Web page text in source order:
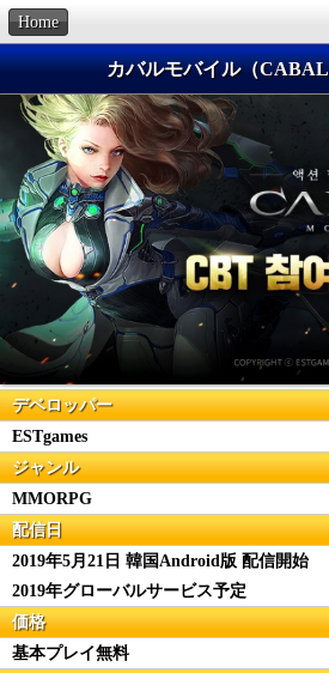
Home
カバルモバイル（
デベロッパー
ESTgames
ジャンル
MMORPG
配信日
2019年5月21日 韓国Android版 配信開始
2019年グローバルサービス予定
価格
基本プレイ無料